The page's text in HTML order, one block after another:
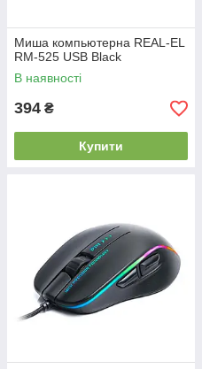
Миша компьютерна REAL-EL
RM-525 USB Black
В наявності
394 ₴
Купити